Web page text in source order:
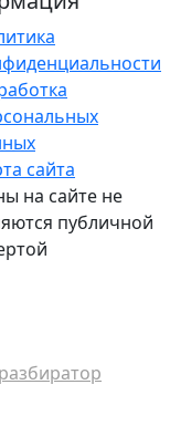
сайта
на сайте не
публичной